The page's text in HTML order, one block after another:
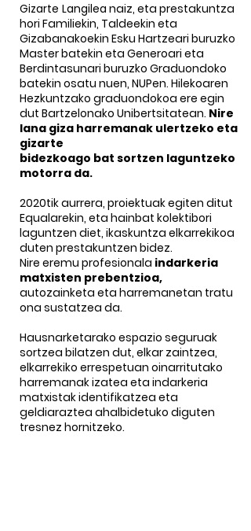
Gizarte Langilea naiz, eta prestakuntza
hori Familiekin, Taldeekin eta
Gizabanakoekin Esku Hartzeari buruzko
Master batekin eta Generoari eta
Berdintasunari buruzko Graduondoko
batekin osatu nuen, NUPen. Hilekoaren
Hezkuntzako graduondokoa ere egin
dut Bartzelonako Unibertsitatean. Nire
lana giza harremanak ulertzeko eta
gizarte
bidezkoago bat sortzen laguntzeko
motorra da.
2020tik aurrera, proiektuak egiten ditut
Equalarekin, eta hainbat kolektibori
laguntzen diet, ikaskuntza elkarrekikoa
duten prestakuntzen bidez.
Nire eremu profesionala indarkeria
matxisten prebentzioa,
autozainketa eta harremanetan tratu
ona sustatzea da.
Hausnarketarako espazio seguruak
sortzea bilatzen dut, elkar zaintzea,
elkarrekiko errespetuan oinarritutako
harremanak izatea eta indarkeria
matxistak identifikatzea eta
geldiaraztea ahalbidetuko diguten
tresnez hornitzeko.